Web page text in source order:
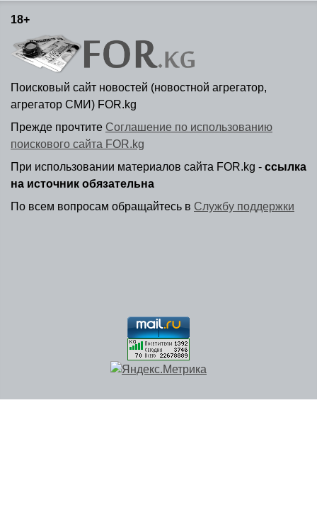
18+
Поисковый сайт новостей (новостной агрегатор,
агрегатор СМИ) FOR.kg
Прежде прочтите Соглашение по использованию
поискового сайта FOR.kg
При использовании материалов сайта FOR.kg - ссылка
на источник обязательна
По всем вопросам обращайтесь в Службу поддержки